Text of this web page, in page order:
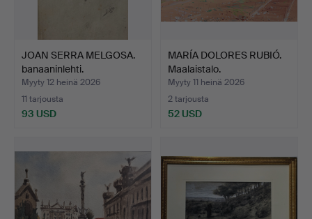
JOAN SERRA MELGOSA.
banaaninlehti.
Myyty 12 heinä 2026
11 tarjousta
93 USD
MARÍA DOLORES RUBIÓ.
Maalaistalo.
Myyty 11 heinä 2026
2 tarjousta
52 USD